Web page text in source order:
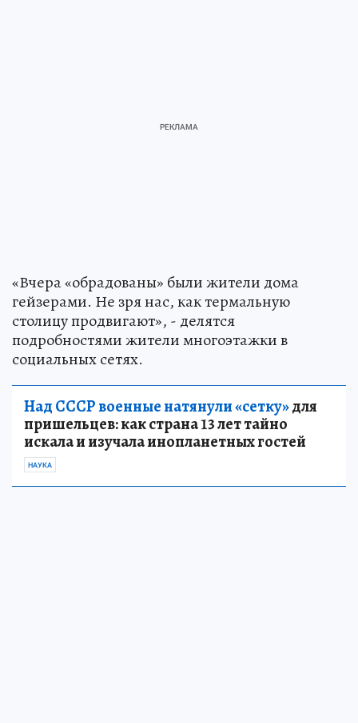
«Вчера «обрадованы» были жители дома
гейзерами. Не зря нас, как термальную
столицу продвигают», - делятся
подробностями жители многоэтажки в
социальных сетях.
Над СССР военные натянули «сетку»для
пришельцев: как страна 13 лет тайно
искала и изучала инопланетных гостей
НАУКА